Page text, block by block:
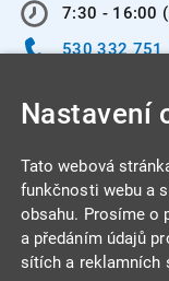
7:30 - 16:00
530 332 751
INTEGRA
Jabloňová 662/7
Nastavení
Tato webová
funkčnosti webu a
obsahu. Prosíme o
a předáním údajů
sítích a reklamních